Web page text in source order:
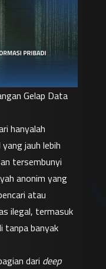
Gelap Data
hanyalah
jauh lebih
tersembunyi
anonim yang
atau
ilegal, termasuk
tanpa banyak
dari deep